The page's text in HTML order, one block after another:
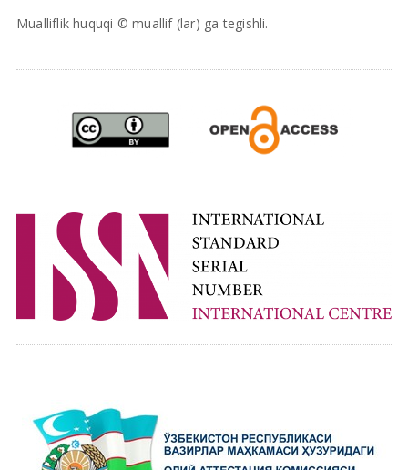
Mualliflik huquqi © muallif (lar) ga tegishli.